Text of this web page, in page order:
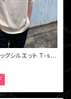
グシルエット T-shi